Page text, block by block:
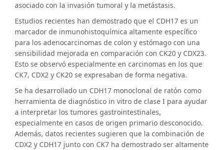
asociado con la invasión tumoral y la metástasis.
Estudios recientes han demostrado que el CDH17 es un
marcador de inmunohistoquímica altamente específico
para los adenocarcinomas de colon y estómago con una
sensibilidad mejorada en comparación con CK20 y CDX23.
Esto se observó especialmente en carcinomas en los que
CK7, CDX2 y CK20 se expresaban de forma negativa.
Se ha desarrollado un CDH17 monoclonal de ratón como
herramienta de diagnóstico in vitro de clase I para ayudar
a interpretar los tumores gastrointestinales,
especialmente en casos de origen primario desconocido.
Además, datos recientes sugieren que la combinación de
CDX2 y CDH17 junto con CK7 ha demostrado ser altamente